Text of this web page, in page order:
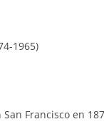
1965)
Francisco en